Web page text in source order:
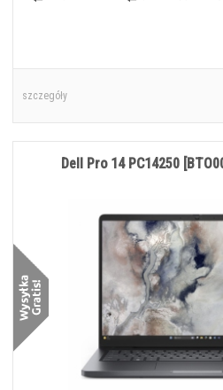
szczegóły
Dell Pro 14 PC14250